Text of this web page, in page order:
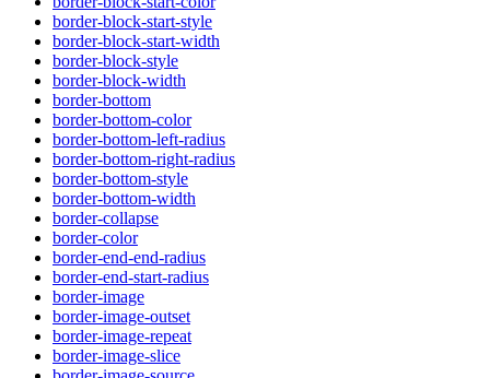
border-block-start-style
border-block-start-width
border-block-style
border-block-width
border-bottom
border-bottom-color
border-bottom-left-radius
border-bottom-right-radius
border-bottom-style
border-bottom-width
border-collapse
border-color
border-end-end-radius
border-end-start-radius
border-image
border-image-outset
border-image-repeat
border-image-slice